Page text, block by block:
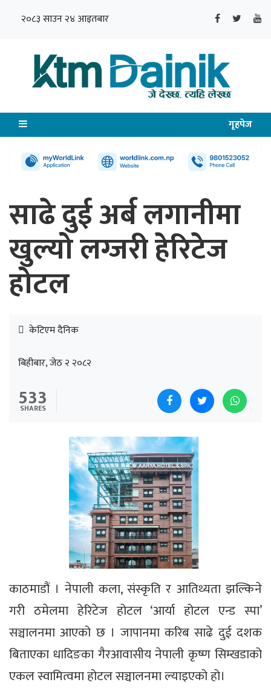
२०८३ साउन २४ आइतबार
गृहपेज
साढे दुई अर्ब लगानीमा
खुल्यो लग्जरी हेरिटेज
होटल
केटिएम दैनिक
बिहीबार, जेठ २ २०८२
533
SHARES
काठमाडौं । नेपाली कला, संस्कृति र आतिथ्यता झल्किने
गरी ठमेलमा हेरिटेज होटल ‘आर्या होटल एन्ड स्पा’
सञ्चालनमा आएको छ । जापानमा करिब साढे दुई दशक
बिताएका धादिङका गैरआवासीय नेपाली कृष्ण सिम्खडाको
एकल स्वामित्वमा होटल सञ्चालनमा ल्याइएको हो।